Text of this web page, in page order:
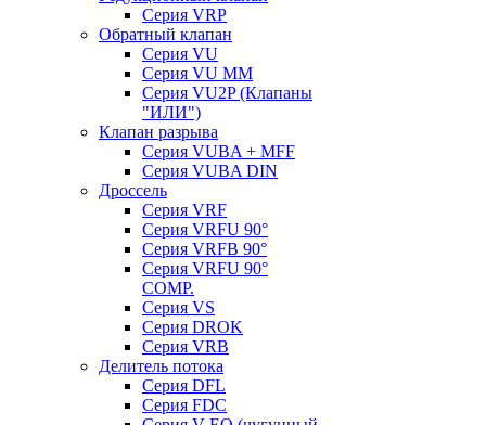
Серия VRP
Обратный клапан
Серия VU
Серия VU MM
Серия VU2P (Клапаны
"ИЛИ")
Клапан разрыва
Серия VUBA + MFF
Серия VUBA DIN
Дроссель
Серия VRF
Серия VRFU 90°
Серия VRFB 90°
Серия VRFU 90°
COMP.
Серия VS
Серия DROK
Серия VRB
Делитель потока
Серия DFL
Серия FDC